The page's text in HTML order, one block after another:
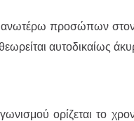
προσώπων
αυτοδικαίως
ορίζεται το